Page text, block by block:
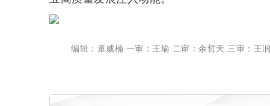
编辑：童威楠 一审：王瑜 二审：余哲天 三审：王润